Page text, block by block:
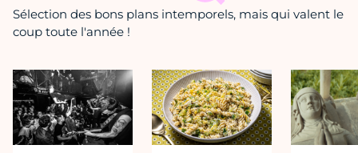
Sélection des bons plans intemporels, mais qui valent le
coup toute l'année !